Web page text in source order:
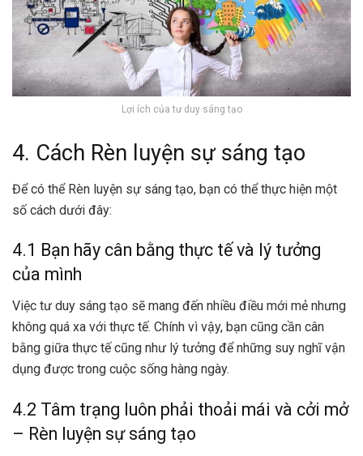
Lợi ích của tư duy sáng tạo
4. Cách Rèn luyện sự sáng tạo
Để có thể Rèn luyện sự sáng tạo, bạn có thể thực hiện một
số cách dưới đây:
4.1 Bạn hãy cân bằng thực tế và lý tưởng
của mình
Việc tư duy sáng tạo sẽ mang đến nhiều điều mới mẻ nhưng
không quá xa với thực tế. Chính vì vậy, bạn cũng cần cân
bằng giữa thực tế cũng như lý tưởng để những suy nghĩ vận
dụng được trong cuộc sống hàng ngày.
4.2 Tâm trạng luôn phải thoải mái và cởi mở
– Rèn luyện sự sáng tạo